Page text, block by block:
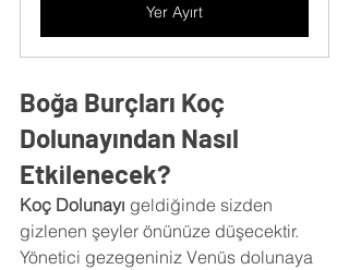
Yer Ayırt
Boğa Burçları Koç
Dolunayından Nasıl
Etkilenecek?
Koç Dolunayı geldiğinde sizden
gizlenen şeyler önünüze düşecektir.
Yönetici gezegeniniz Venüs dolunaya